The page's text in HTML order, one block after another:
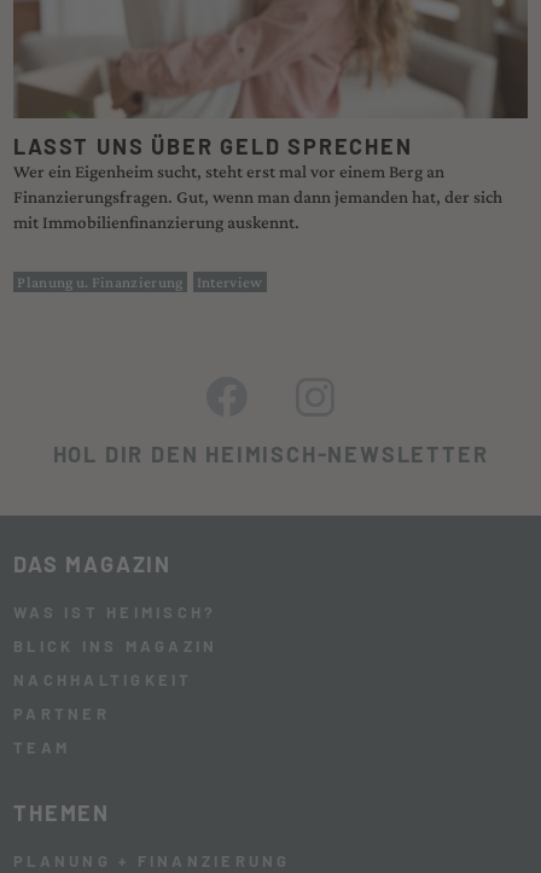
LASST UNS ÜBER GELD SPRECHEN
Wer ein Eigenheim sucht, steht erst mal vor einem Berg an
Finanzierungsfragen. Gut, wenn man dann jemanden hat, der sich
mit Immobilienfinanzierung auskennt.
Planung u. Finanzierung Interview
HOL DIR DEN HEIMISCH-NEWSLETTER
DAS MAGAZIN
WAS IST HEIMISCH?
BLICK INS MAGAZIN
NACHHALTIGKEIT
PARTNER
TEAM
THEMEN
PLANUNG + FINANZIERUNG